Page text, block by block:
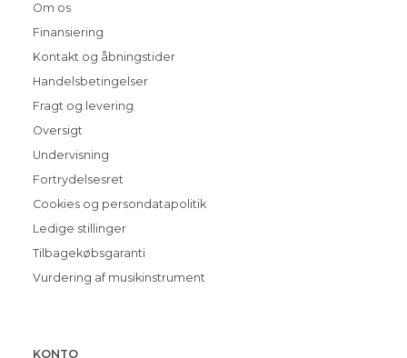
Om os
Finansiering
Kontakt og åbningstider
Handelsbetingelser
Fragt og levering
Oversigt
Undervisning
Fortrydelsesret
Cookies og persondatapolitik
Ledige stillinger
Tilbagekøbsgaranti
Vurdering af musikinstrument
KONTO